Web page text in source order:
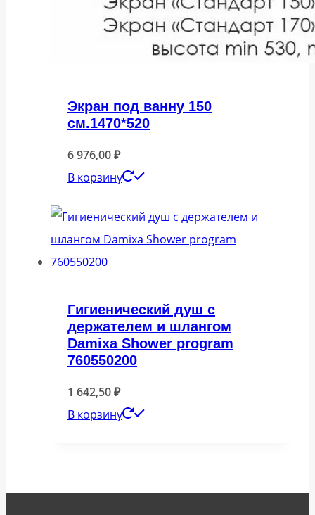
Экран под ванну 150
см.1470*520
6 976,00₽
В корзину
Гигиенический душ с
держателем и шлангом
Damixa Shower program
760550200
1 642,50₽
В корзину